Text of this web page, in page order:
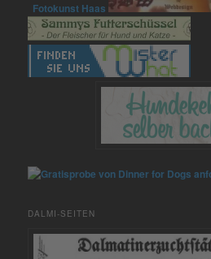
Fotokunst Haas
DALMI-SEITEN